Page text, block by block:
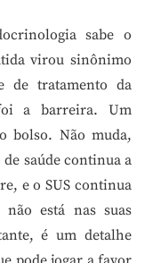
sabe o
virou sinônimo
de tratamento da
a barreira. Um
bolso. Não muda,
saúde continua a
e o SUS continua
está nas suas
é um detalhe